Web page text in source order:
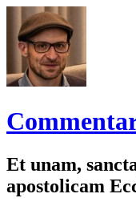
Et unam,
apostolicam